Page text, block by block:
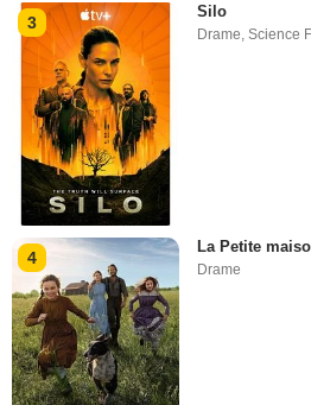
3
Silo
Drame ,Science
4
La Petite
Drame